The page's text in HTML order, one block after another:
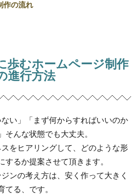
作の流れ
歩むホームページ制作
進行方法
ない」「まず何からすればいいのか
そんな状態でも大丈夫。
をヒアリングして、どのような形
するか提案させて頂きます。
ンの考え方は、安く作って大きく
てる、です。